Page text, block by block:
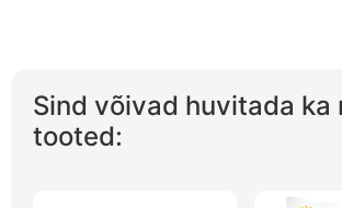
Sind võivad huvitada ka
tooted: